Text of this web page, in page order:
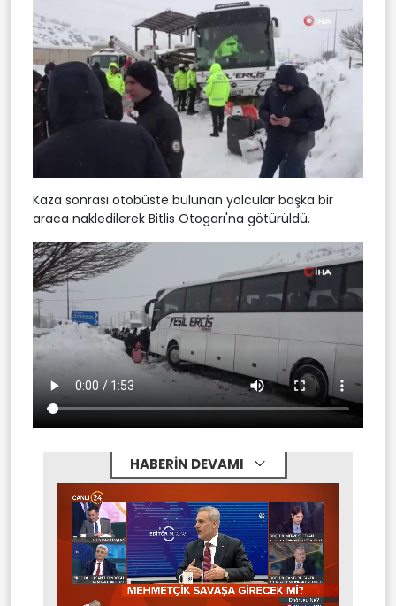
Kaza sonrası otobüste bulunan yolcular başka bir
araca nakledilerek Bitlis Otogarı'na götürüldü.
HABERİN DEVAMI